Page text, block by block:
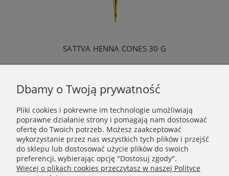
SATTVA HENNA CONES 30 G
WAŻNE INFORMACJE
POLECANE STRONY
Dbamy o Twoją prywatność
Pliki cookies i pokrewne im technologie umożliwiają
poprawne działanie strony i pomagają nam dostosować
ofertę do Twoich potrzeb. Możesz zaakceptować
wykorzystanie przez nas wszystkich tych plików i przejść
do sklepu lub dostosować użycie plików do swoich
preferencji, wybierając opcję "Dostosuj zgody".
Więcej o plikach cookies przeczytasz w naszej Polityce